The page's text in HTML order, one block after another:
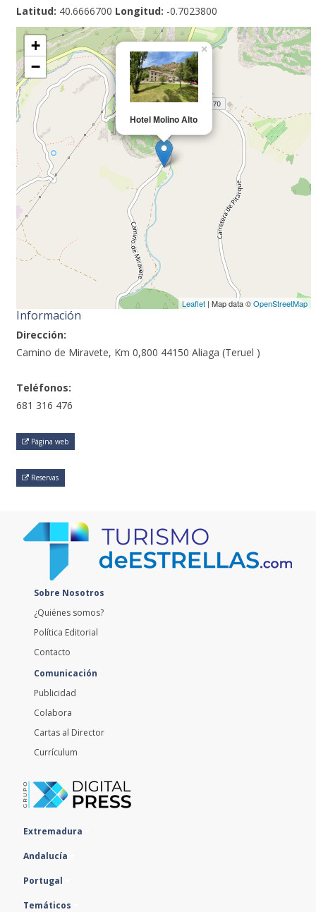
Latitud: 40.6666700 Longitud: -0.7023800
Hotel Molino Alto
×
+
−
Leaflet| Map data ©OpenStreetMap
Información
Dirección:
Camino de Miravete, Km 0,800 44150 Aliaga (Teruel )
Teléfonos:
681 316 476
Página web
Reservas
Sobre Nosotros
¿Quiénes somos?
Política Editorial
Contacto
Comunicación
Publicidad
Colabora
Cartas al Director
Currículum
Extremadura
Andalucía
Portugal
Temáticos